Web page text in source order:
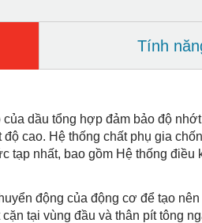
Tính
dầu tổng hợp đảm bảo độ
cao. Hệ thống chất phụ gia
tạp nhất, bao gồm Hệ thống
động của động cơ để tạo
tại vùng đầu và thân pít tông